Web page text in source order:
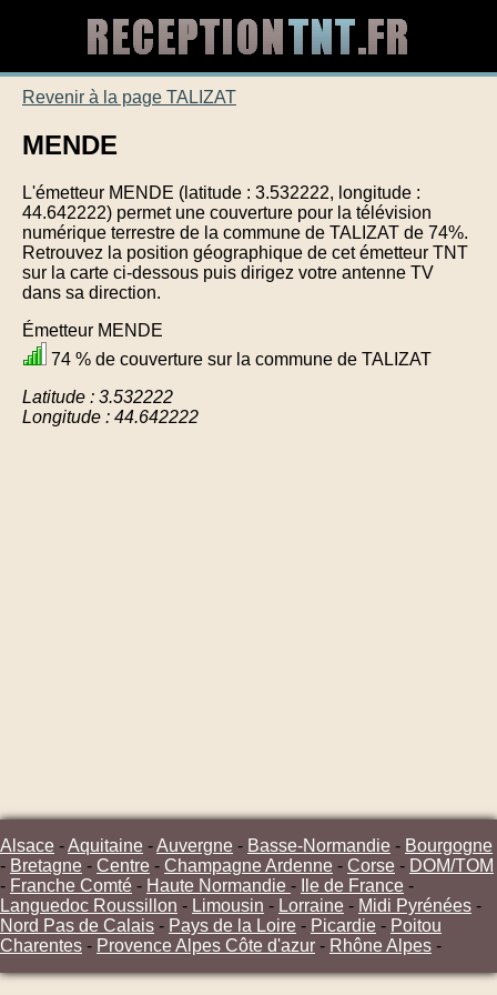
Revenir à la page TALIZAT
MENDE
L'émetteur MENDE (latitude : 3.532222, longitude :
44.642222) permet une couverture pour la télévision
numérique terrestre de la commune de TALIZAT de 74%.
Retrouvez la position géographique de cet émetteur TNT
sur la carte ci-dessous puis dirigez votre antenne TV
dans sa direction.
Émetteur MENDE
74 % de couverture sur la commune de TALIZAT
Latitude : 3.532222
Longitude : 44.642222
Alsace -Aquitaine -Auvergne - Basse-Normandie - Bourgogne
- Bretagne - Centre - Champagne Ardenne - Corse - DOM/TOM
- Franche Comté - Haute Normandie - Ile de France -
Languedoc Roussillon - Limousin - Lorraine - Midi Pyrénées -
Nord Pas de Calais - Pays de la Loire - Picardie - Poitou
Charentes - Provence Alpes Côte d'azur - Rhône Alpes -